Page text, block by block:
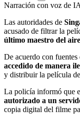
Narración con voz de IA
Las autoridades de
acusado de filtrar la
último maestro del
De acuerdo con fuentes
accedido de manera
y distribuir la película de
La policía informó que
autorizado a un
copia digital del filme